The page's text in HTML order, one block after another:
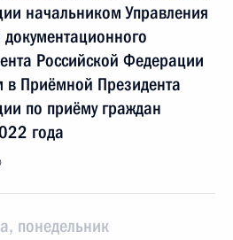
начальником Управления
Российской Федерации
Приёмной Президента
по приёму граждан
года
понедельник